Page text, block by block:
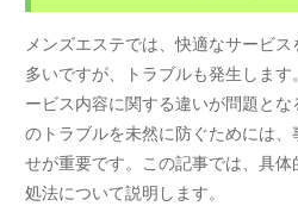
メンズエステでは、快適なサービ
多いですが、トラブルも発生しま
ービス内容に関する違いが問題と
のトラブルを未然に防ぐためには
せが重要です。この記事では、具
処法について説明します。